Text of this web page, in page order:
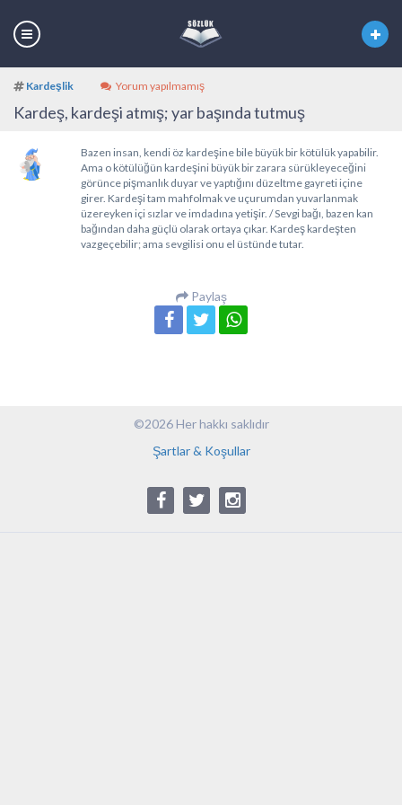
Kardeşlik Yorum yapılmamış
Kardeş, kardeşi atmış; yar başında tutmuş
Bazen insan, kendi öz kardeşine bile büyük bir kötülük yapabilir.
Ama o kötülüğün kardeşini büyük bir zarara sürükleyeceğini
görünce pişmanlık duyar ve yaptığını düzeltme gayreti içine
girer. Kardeşi tam mahfolmak ve uçurumdan yuvarlanmak
üzereyken içi sızlar ve imdadına yetişir. / Sevgi bağı, bazen kan
bağından daha güçlü olarak ortaya çıkar. Kardeş kardeşten
vazgeçebilir; ama sevgilisi onu el üstünde tutar.
Paylaş
©2026 Her hakkı saklıdır
Şartlar & Koşullar